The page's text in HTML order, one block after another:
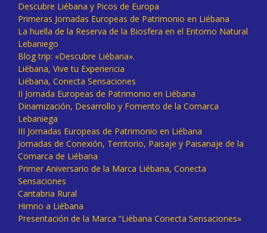
Descubre Liébana y Picos de Europa
Primeras Jornadas Europeas de Patrimonio en Liébana
La huella de la Reserva de la Biosfera en el Entorno Natural
Lebaniego
Blog trip: «Descubre Liébana».
Liébana, Vive tu Experiencia
Liébana, Conecta Sensaciones
II Jornada Europeas de Patrimonio en Liébana
Dinamización, Desarrollo y Fomento de la Comarca
Lebaniega
III Jornadas Europeas de Patrimonio en Liébana
Jornadas de Conexión, Territorio, Paisaje y Paisanaje de la
Comarca de Liébana
Primer Aniversario de la Marca Liébana, Conecta
Sensaciones
Cantabria Rural
Himno a Liébana
Presentación de la Marca “Liébana Conecta Sensaciones»